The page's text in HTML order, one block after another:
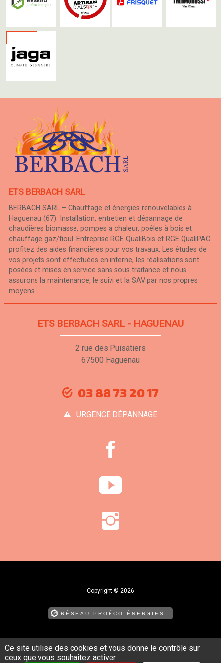
ETS BERBACH SARL
BERBACH SARL – Chauffage et énergies renouvelables à
Haguenau (67). Installation, entretien et dépannage de
chaudières biomasse, pompes à chaleur, poêles à bois et
chauffage gaz/fioul. Entreprise RGE QualiBois et RGE QualiPAC
profitez des aides financières pour vos travaux. Les études de
vos projets sont effectuées en interne, les réalisations sont
posées et mises en service sans sous traitance et nous
assurons la maintenance, le suivi et la SAV par nos propres
moyens.
ETS BERBACH SARL - HAGUENAU
2 rue des Puisatiers
67500 Haguenau
03 88 73 20 17
URGENCE DÉPANNAGE
Copyright © 2026
RÉSEAU PROÉCO ÉNERGIES
MENTIONS LÉGALES
CGV
Ce site utilise des cookies et vous donne le contrôle sur
ceux que vous souhaitez activer